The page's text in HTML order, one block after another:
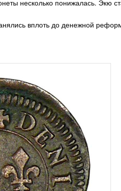
несколько понижалась. Экю
вплоть до денежной